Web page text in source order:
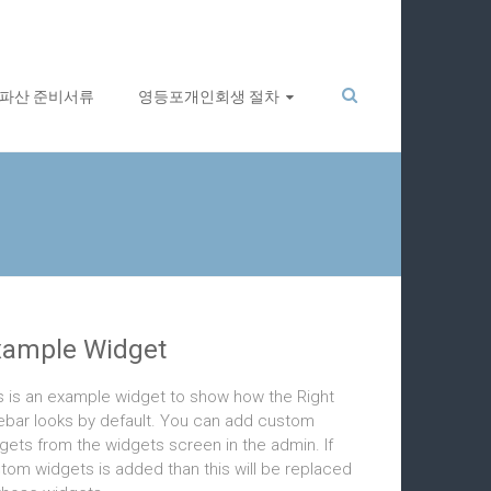
산 준비서류 영등포개인회생 절차
Widget
is an example widget to show how the Right
looks by default. You can add custom
from the widgets screen in the admin. If
widgets is added than this will be replaced